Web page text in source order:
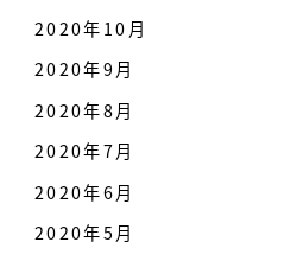
2020年10月
2020年9月
2020年8月
2020年7月
2020年6月
2020年5月